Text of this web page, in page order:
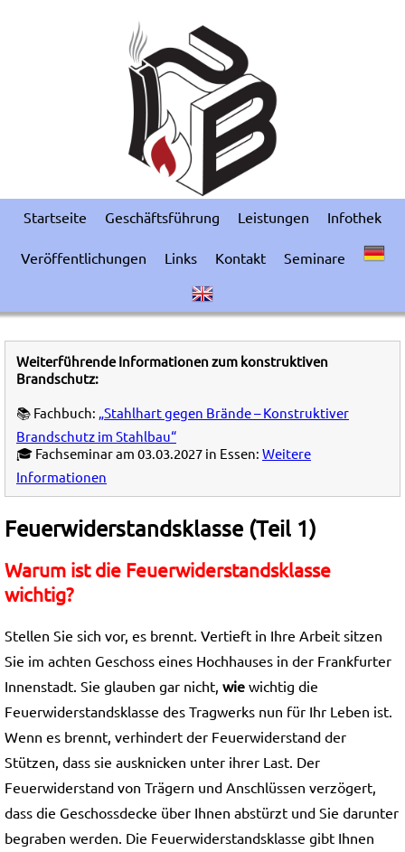
Startseite Geschäftsführung Leistungen Infothek
Veröffentlichungen Links Kontakt Seminare
Weiterführende Informationen zum konstruktiven
Brandschutz:
📚 Fachbuch: „Stahlhart gegen Brände – Konstruktiver
Brandschutz im Stahlbau“
🎓 Fachseminar am 03.03.2027 in Essen: Weitere
Informationen
Feuerwiderstandsklasse (Teil 1)
Warum ist die Feuerwiderstandsklasse
wichtig?
Stellen Sie sich vor, es brennt. Vertieft in Ihre Arbeit sitzen
Sie im achten Geschoss eines Hochhauses in der Frankfurter
Innenstadt. Sie glauben gar nicht, wie wichtig die
Feuerwiderstandsklasse des Tragwerks nun für Ihr Leben ist.
Wenn es brennt, verhindert der Feuerwiderstand der
Stützen, dass sie ausknicken unter ihrer Last. Der
Feuerwiderstand von Trägern und Anschlüssen verzögert,
dass die Geschossdecke über Ihnen abstürzt und Sie darunter
begraben werden. Die Feuerwiderstandsklasse gibt Ihnen